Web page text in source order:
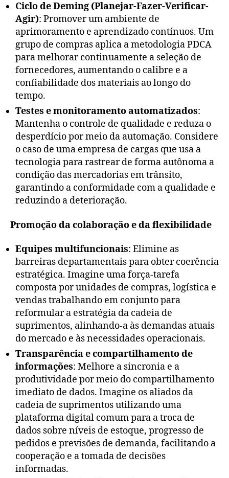
Ciclo de Deming (Planejar-Fazer-Verificar-
Agir): Promover um ambiente de
aprimoramento e aprendizado contínuos. Um
grupo de compras aplica a metodologia PDCA
para melhorar continuamente a seleção de
fornecedores, aumentando o calibre e a
confiabilidade dos materiais ao longo do
tempo.
Testes e monitoramento automatizados:
Mantenha o controle de qualidade e reduza o
desperdício por meio da automação. Considere
o caso de uma empresa de cargas que usa a
tecnologia para rastrear de forma autônoma a
condição das mercadorias em trânsito,
garantindo a conformidade com a qualidade e
reduzindo a deterioração.
Promoção da colaboração e da flexibilidade
Equipes multifuncionais: Elimine as
barreiras departamentais para obter coerência
estratégica. Imagine uma força-tarefa
composta por unidades de compras, logística e
vendas trabalhando em conjunto para
reformular a estratégia da cadeia de
suprimentos, alinhando-a às demandas atuais
do mercado e às necessidades operacionais.
Transparência e compartilhamento de
informações: Melhore a sincronia e a
produtividade por meio do compartilhamento
imediato de dados. Imagine os aliados da
cadeia de suprimentos utilizando uma
plataforma digital comum para a troca de
dados sobre níveis de estoque, progresso de
pedidos e previsões de demanda, facilitando a
cooperação e a tomada de decisões
informadas.